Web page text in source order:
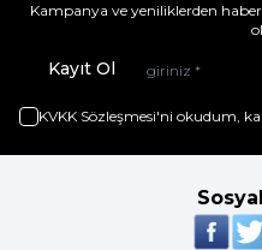
Kampanya ve yeniliklerden
Kayıt Ol
KVKK Sözleşmesi'ni okudum,